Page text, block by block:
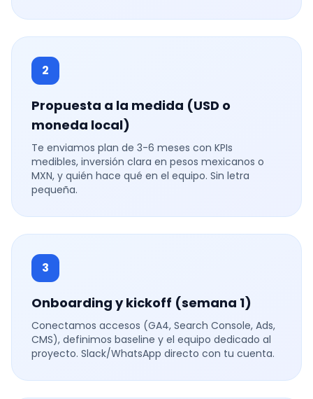
2
Propuesta a la medida (USD o
moneda local)
Te enviamos plan de 3-6 meses con KPIs
medibles, inversión clara en pesos mexicanos o
MXN, y quién hace qué en el equipo. Sin letra
pequeña.
3
Onboarding y kickoff (semana 1)
Conectamos accesos (GA4, Search Console, Ads,
CMS), definimos baseline y el equipo dedicado al
proyecto. Slack/WhatsApp directo con tu cuenta.